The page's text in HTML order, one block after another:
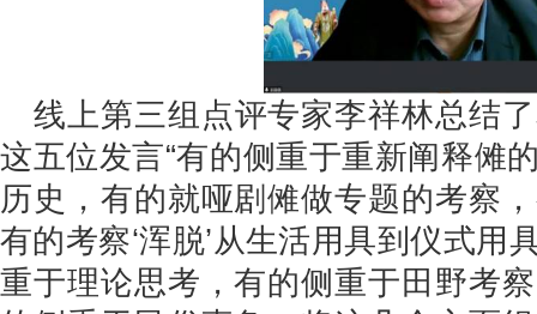
线上第三组点评专家李祥林总结
这五位发言“有的侧重于重新阐释傩
历史，有的就哑剧傩做专题的考察
有的考察‘浑脱’从生活用具到仪式用
重于理论思考，有的侧重于田野考